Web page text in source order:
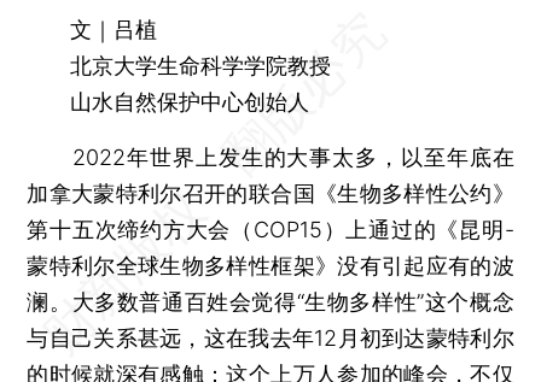
文｜吕植
北京大学生命科学学院教授
山水自然保护中心创始人
2022年世界上发生的大事太多，以至年底在
加拿大蒙特利尔召开的联合国《生物多样性公约》
第十五次缔约方大会（COP15）上通过的《昆明-
蒙特利尔全球生物多样性框架》没有引起应有的波
澜。大多数普通百姓会觉得“生物多样性”这个概念
与自己关系甚远，这在我去年12月初到达蒙特利尔
的时候就深有感触：这个上万人参加的峰会，不仅